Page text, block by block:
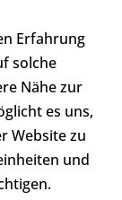
Erfahrung
solche
Nähe zur
es uns,
Website zu
und